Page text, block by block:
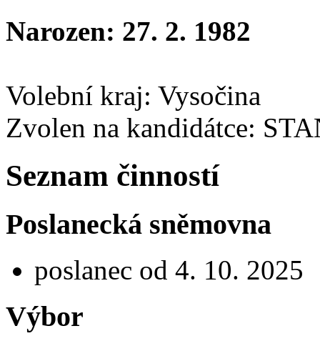
Narozen: 27. 2. 1982
Volební kraj: Vysočina
Zvolen na kandidátce:
Seznam činností
Poslanecká sněmovna
poslanec od 4. 10. 2025
Výbor